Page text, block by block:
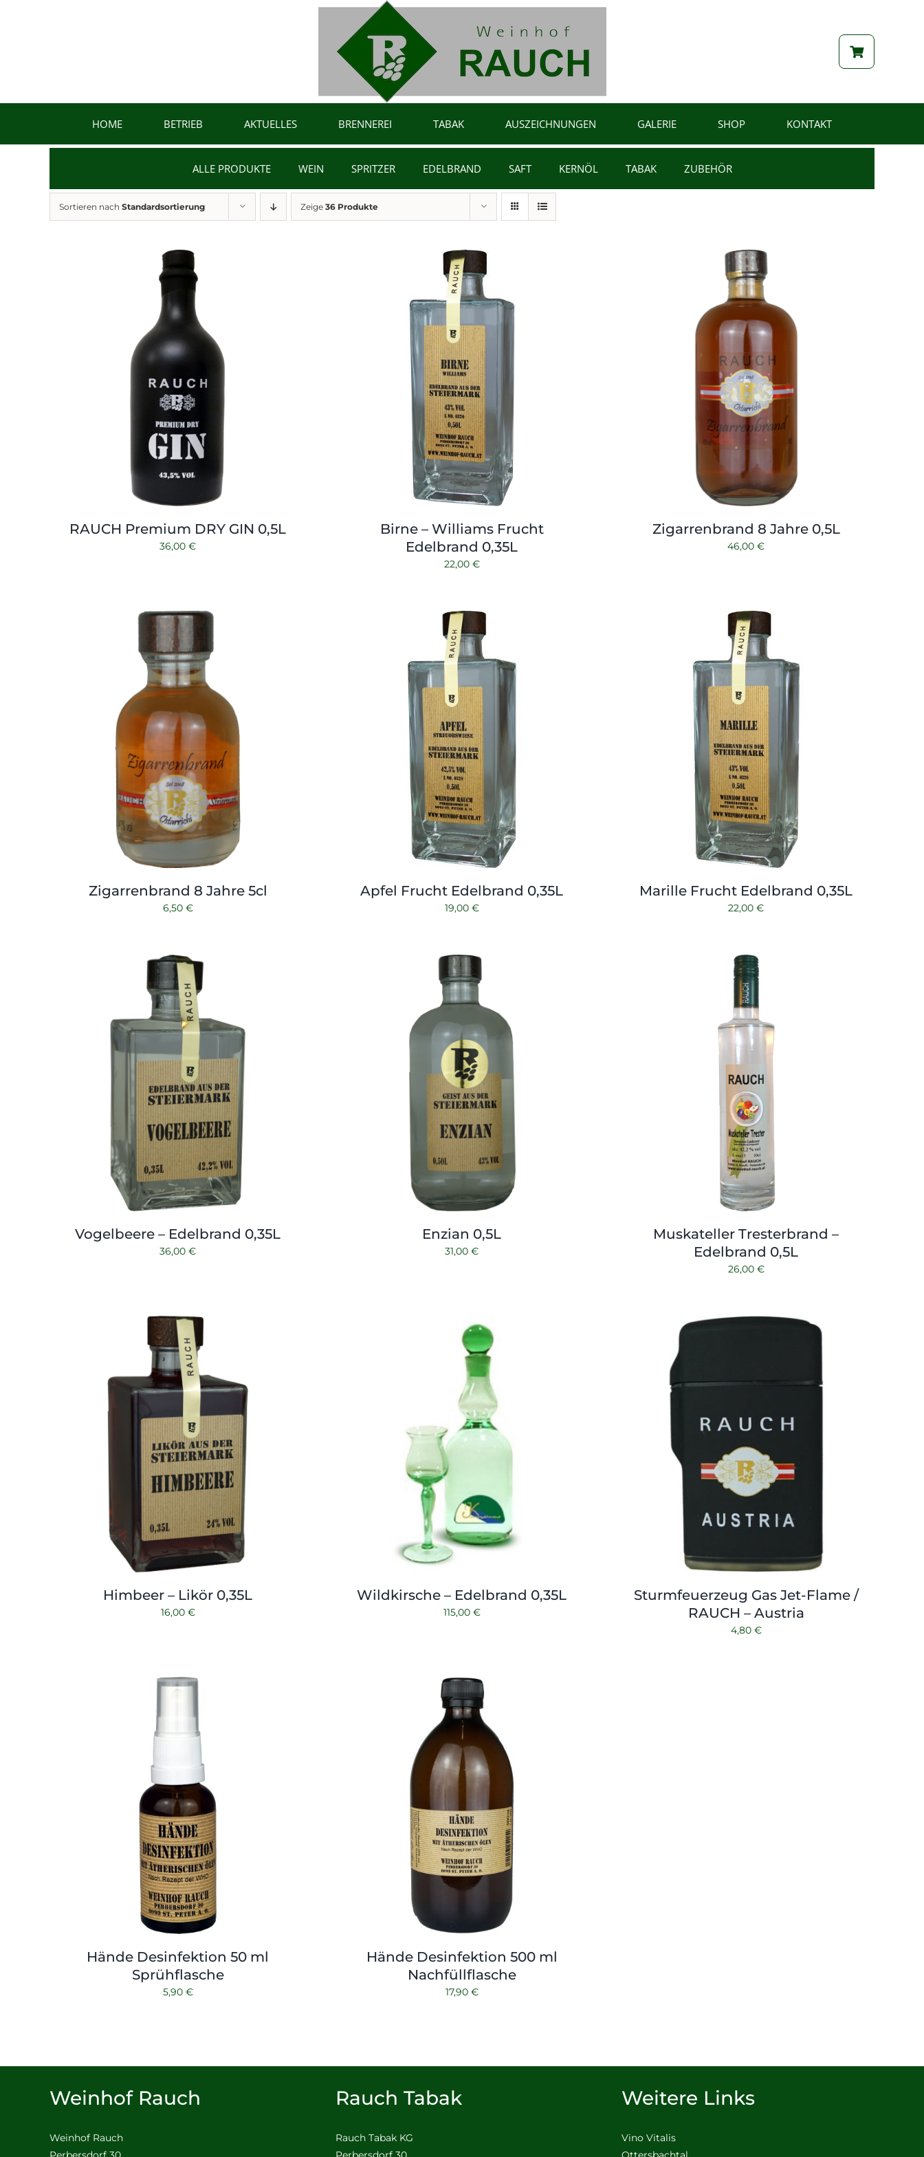
HOME BETRIEB AKTUELLES BRENNEREI TABAK AUSZEICHNUNGEN GALERIE SHOP KONTAKT
ALLE PRODUKTE WEIN SPRITZER EDELBRAND SAFT KERNÖL TABAK ZUBEHÖR
Sortieren nach Standardsortierung Zeige 36 Produkte
RAUCH Premium DRY GIN 0,5L
36,00€
Birne – Williams Frucht
Edelbrand 0,35L
22,00 €
Zigarrenbrand 8 Jahre 0,5L
46,00€
Zigarrenbrand 8 Jahre 5cl
6,50 €
Apfel Frucht Edelbrand 0,35L
19,00 €
Marille Frucht Edelbrand 0,35L
22,00€
Vogelbeere – Edelbrand 0,35L
36,00€
Enzian 0,5L
31,00€
Muskateller Tresterbrand –
Edelbrand 0,5L
26,00 €
Himbeer – Likör 0,35L
16,00 €
Wildkirsche – Edelbrand 0,35L
115,00 €
Sturmfeuerzeug Gas Jet-Flame /
RAUCH – Austria
4,80 €
Hände Desinfektion 50 ml
Sprühflasche
5,90 €
Hände Desinfektion 500 ml
Nachfüllflasche
17,90 €
Weinhof Rauch
Weinhof Rauch
Rauch Tabak
Rauch Tabak KG
Weitere Links
Vino Vitalis